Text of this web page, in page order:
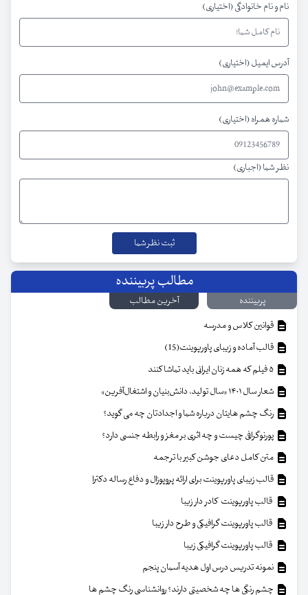
نام و نام خانوادگی (اختیاری)
آدرس ایمیل (اختیاری)
شماره همراه (اختیاری)
نظر شما (اجباری)
مطالب پربیننده
پربیننده
آخرین مطالب
قوانین کلاس و مدرسه
قالب آماده و زیبای پاورپوینت(15)
شعار سال ۱۴۰۱ «سال تولید، دانش‌بنیان و اشتغال‌آفرین»
رنگ چشم هایتان درباره شما و اجدادتان چه می گوید؟
پورنوگرافی چیست و چه اثری بر مغز و رابطه جنسی دارد؟
متن کامل دعای جوشن کبیر با ترجمه
قالب زیبای پاورپوینت برای ارائه پروپوزال و دفاع رساله دکترا
قالب پاورپوینت کادر دار زیبا
قالب پاورپوینت گرافیکی و طرح دار زیبا
قالب پاورپوینت گرافیکی زیبا
نمونه تدریس درس اول هدیه آسمان پنجم
چشم رنگی ها چه شخصیتی دارند؟ روانشناسی رنگ چشم ها